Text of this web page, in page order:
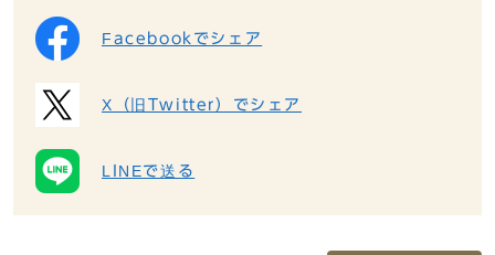
Facebookでシェア
X（旧Twitter）でシェア
LINEで送る